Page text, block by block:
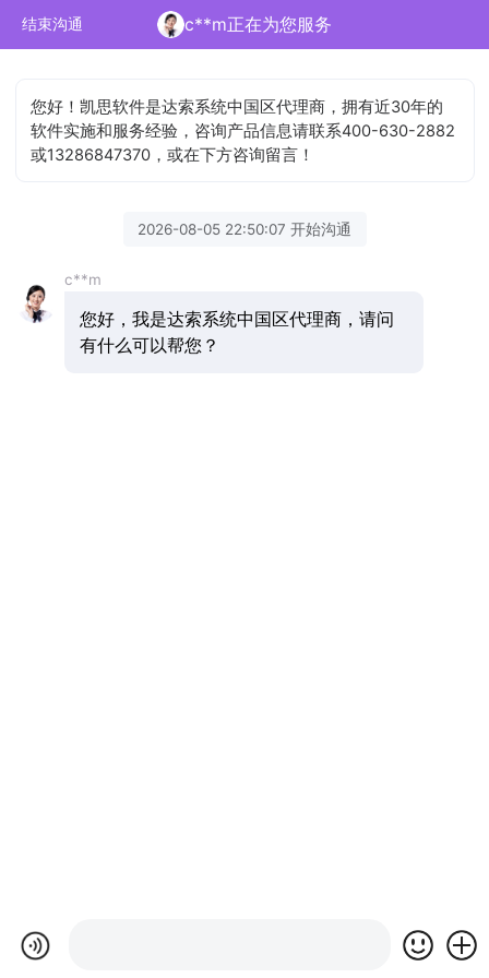
结束沟通 c**m正在为您服务
您好！凯思软件是达索系统中国区代理商，拥有近30年的
软件实施和服务经验，咨询产品信息请联系400-630-2882
或13286847370，或在下方咨询留言！
2026-08-05 22:50:07 开始沟通
c**m
您好，我是达索系统中国区代理商，请问
有什么可以帮您？